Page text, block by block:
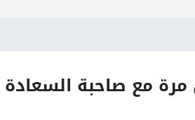
مع صاحبة السعادة